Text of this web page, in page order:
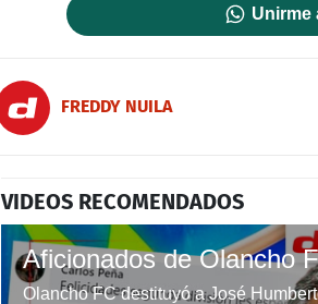
Unirme
FREDDY NUILA
VIDEOS RECOMENDADOS